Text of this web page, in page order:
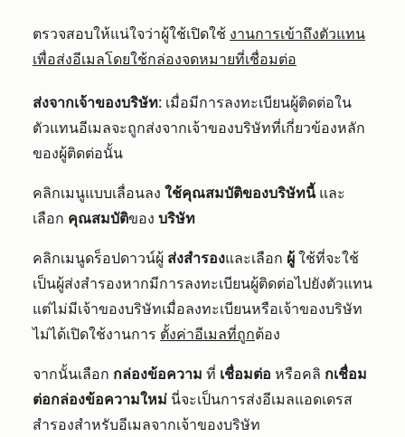
ตรวจสอบให้แน่ใจว่าผู้ใช้เปิดใช้ งานการเข้าถึงตัวแทน
เพื่อส่งอีเมลโดยใช้กล่องจดหมายที่เชื่อมต่อ
ส่งจากเจ้าของบริษัท: เมื่อมีการลงทะเบียนผู้ติดต่อใน
ตัวแทนอีเมลจะถูกส่งจากเจ้าของบริษัทที่เกี่ยวข้องหลัก
ของผู้ติดต่อนั้น
คลิกเมนูแบบเลื่อนลง ใช้คุณสมบัติของบริษัทนี้และ
เลือก คุณสมบัติของ บริษัท
คลิกเมนูดร็อปดาวน์ผู้ ส่งสำรองและเลือก ผู้ ใช้ที่จะใช้
เป็นผู้ส่งสำรองหากมีการลงทะเบียนผู้ติดต่อไปยังตัวแทน
แต่ไม่มีเจ้าของบริษัทเมื่อลงทะเบียนหรือเจ้าของบริษัท
ไม่ได้เปิดใช้งานการ ตั้งค่าอีเมลที่ถูกต้อง
จากนั้นเลือก กล่องข้อความ ที่ เชื่อมต่อ หรือคลิ กเชื่อม
ต่อกล่องข้อความใหม่ นี่จะเป็นการส่งอีเมลแอดเดรส
สำรองสำหรับอีเมลจากเจ้าของบริษัท